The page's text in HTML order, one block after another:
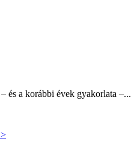
és a korábbi évek gyakorlata –...